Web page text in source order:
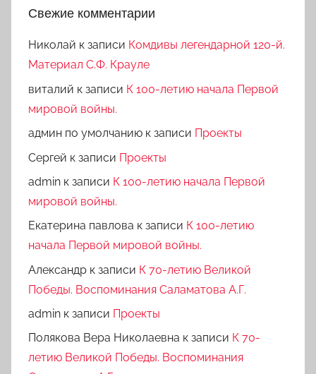
Свежие комментарии
Николай к записи Комдивы легендарной 120-й.
Материал С.Ф. Крауле
виталий к записи К 100-летию начала Первой
мировой войны.
админ по умолчанию к записи Проекты
Сергей к записи Проекты
admin к записи К 100-летию начала Первой
мировой войны.
Екатерина павлова к записи К 100-летию
начала Первой мировой войны.
Александр к записи К 70-летию Великой
Победы. Воспоминания Саламатова А.Г.
admin к записи Проекты
Полякова Вера Николаевна к записи К 70-
летию Великой Победы. Воспоминания